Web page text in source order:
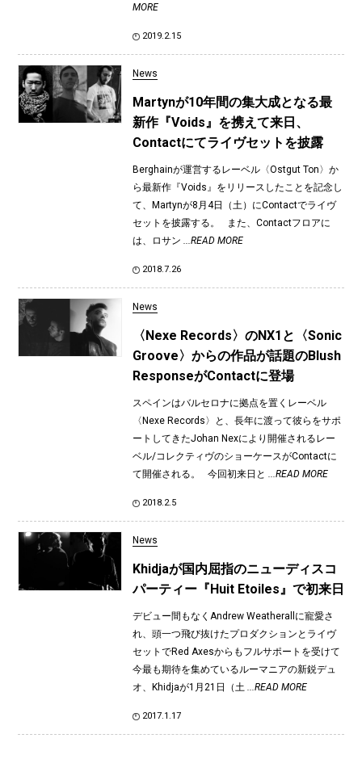
MORE
2019.2.15
News
Martynが10年間の集大成となる最
新作『Voids』を携えて来日、
Contactにてライヴセットを披露
Berghainが運営するレーベル〈Ostgut Ton〉か
ら最新作『Voids』をリリースしたことを記念し
て、Martynが8月4日（土）にContactでライヴ
セットを披露する。 また、Contactフロアに
は、ロサン
...READ MORE
2018.7.26
News
〈Nexe Records〉のNX1と〈Sonic
Groove〉からの作品が話題のBlush
ResponseがContactに登場
スペインはバルセロナに拠点を置くレーベル
〈Nexe Records〉と、長年に渡って彼らをサポ
ートしてきたJohan Nexにより開催されるレー
ベル/コレクティヴのショーケースがContactに
て開催される。 今回初来日と ...READ MORE
2018.2.5
News
Khidjaが国内屈指のニューディスコ
パーティー『Huit Etoiles』で初来日
デビュー間もなくAndrew Weatherallに寵愛さ
れ、頭一つ飛び抜けたプロダクションとライヴ
セットでRed Axesからもフルサポートを受けて
今最も期待を集めているルーマニアの新鋭デュ
オ、Khidjaが1月21日（土 ...READ MORE
2017.1.17